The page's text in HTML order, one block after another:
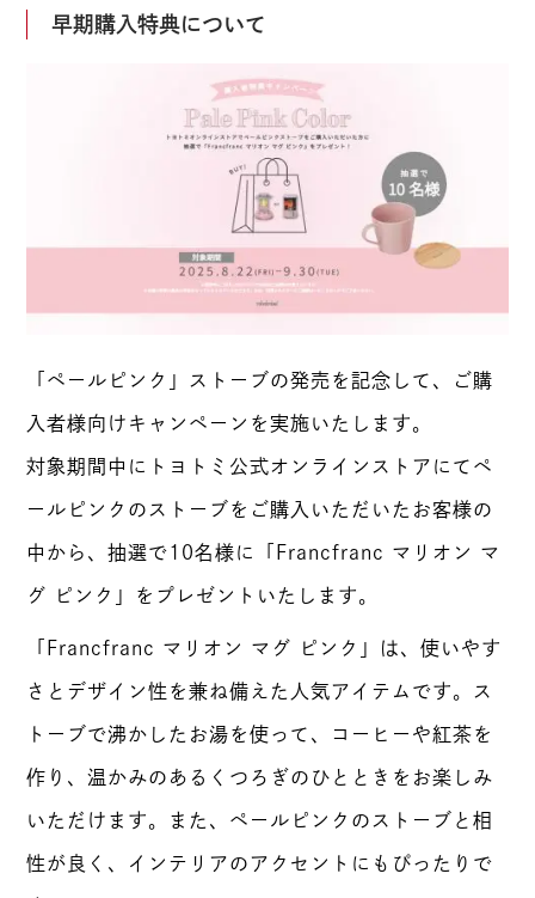
早期購入特典について
「ペールピンク」ストーブの発売を記念して、ご購
入者様向けキャンペーンを実施いたします。
対象期間中にトヨトミ公式オンラインストアにてペ
ールピンクのストーブをご購入いただいたお客様の
中から、抽選で10名様に「Francfranc マリオン マ
グ ピンク」をプレゼントいたします。
「Francfranc マリオン マグ ピンク」は、使いやす
さとデザイン性を兼ね備えた人気アイテムです。ス
トーブで沸かしたお湯を使って、コーヒーや紅茶を
作り、温かみのあるくつろぎのひとときをお楽しみ
いただけます。また、ペールピンクのストーブと相
性が良く、インテリアのアクセントにもぴったりで